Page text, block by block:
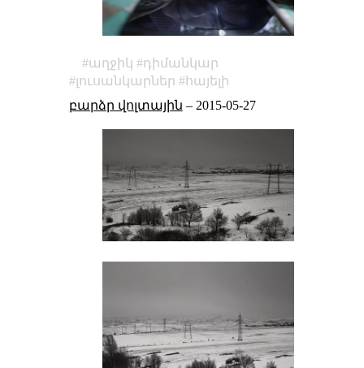
աղջիկ
դիմանկար
լուսանկարներ
հայելի
բարձր վոլտային – 2015-05-27